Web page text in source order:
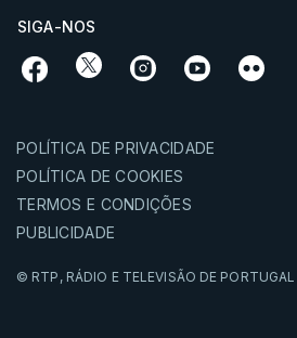
SIGA-NOS
POLÍTICA DE PRIVACIDADE
POLÍTICA DE COOKIES
TERMOS E CONDIÇÕES
PUBLICIDADE
© RTP, RÁDIO E TELEVISÃO DE PORTUGAL